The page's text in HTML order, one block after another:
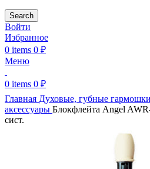
Search
Войти
Избранное
0 items 0 ₽
Меню
0 items 0 ₽
Главная Духовые, губные
аксессуары Блокфлейта Angel
сист.